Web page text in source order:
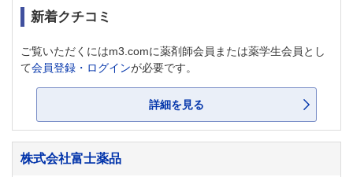
新着クチコミ
ご覧いただくにはm3.comに薬剤師会員または薬学生会員とし
て会員登録・ログインが必要です。
詳細を見る
株式会社富士薬品